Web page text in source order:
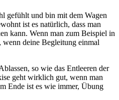
gefühlt und bin mit dem Wagen
ist es natürlich, dass man
kann. Wenn man zum Beispiel in
deine Begleitung einmal
so wie das Entleeren der
geht wirklich gut, wenn man
Ende ist es wie immer, Übung